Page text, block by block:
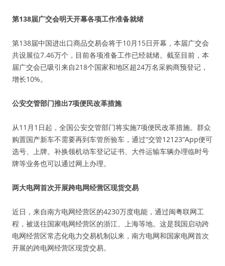
第138届广交会明天开幕各项工作准备就绪
第138届中国进出口商品交易会将于10月15日开幕，本届广交会
共设展位7.46万个，目前各项准备工作已经就绪。截至目前，本
届广交会已吸引来自218个国家和地区超24万名采购商预登记，
增长10%。
公安交管部门推出7项便民改革措施
从11月1日起，全国公安交管部门将实施7项便民改革措施。群众
购置国产新车不需要再到车管所验车，通过“交管12123”App便可
选号、上牌。补换领机动车登记证书、大件运输车辆办理临时号
牌等业务也可以通过网上办理。
两大电网首次开展跨电网经营区现货交易
近日，来自南方电网经营区的4230万度电能，通过闽粤联网工
程，被送往国家电网经营区的浙江、上海等地。这是我国启动跨
电网经营区常态化电力交易机制以来，南方电网和国家电网首次
开展的跨电网经营区现货交易。